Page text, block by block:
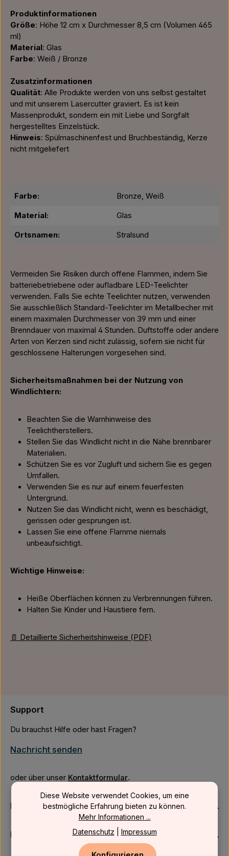
Produktinformationen
Größe: Höhe 12 cm x Durchmesser 8,5 cm (Volumen 465
ml)
Material: Glas
Farbe: Weiß / Bronze
Zusatzinformationen
Qualität: Alle Produkte werden von uns selbst gestaltet
und mit unserem Lasercutter graviert. Es ist kein
Massenprodukt, sondern ein mit Liebe und Sorgfalt
hergestelltes Einzelstück.
Hinweis: Spülmaschinenfest und Bruchbeständig, Kerze
nicht mitgeliefert
Farbe: Bronze, Weiß
Material: Glas
Ortsnamen: Stralsund
Vermeiden Sie Risiken durch offene Flammen, indem Sie
batteriebetriebene oder aufladbare LED-Teelichter
verwenden. Falls Sie echte Teelichter nutzen, verwenden
Sie ausschließlich Standard-Teelichter im Metallbecher mit
einem maximalen Durchmesser von 39 mm und einer
Brenndauer von maximal 4 Stunden. Duftstoffe oder andere
Arten von Kerzen sind nicht zulässig, sofern sie nicht für
geschlossene Halterungen vorgesehen sind.
Sicherheitsmaßnahmen bei der Nutzung von
Windlichtern:
Beachten Sie die Warnhinweise des
Teelichtherstellers.
Stellen Sie das Windlicht nicht in die Nähe brennbarer
Materialien.
Schützen Sie es vor Zugluft und sichern Sie es gegen
Umfallen.
Verwenden Sie es nur auf einem feuerfesten
Untergrund.
Nutzen Sie das Windlicht nicht, wenn es beschädigt,
gerissen oder gesprungen ist.
Lassen Sie eine offene Flamme niemals
unbeaufsichtigt.
Wichtige Hinweise:
Heiße Oberflächen können zu Verbrennungen führen.
Halten Sie Kinder und Haustiere fern.
📄 Detaillierte Sicherheitshinweise (PDF)
Support
Du brauchst Hilfe oder hast Fragen?
Nachricht senden
oder über unser Kontaktformular.
Firmenkunden
Kundenservice
Diese Website verwendet Cookies, um eine
bestmögliche Erfahrung bieten zu können.
Mehr Informationen ...
Datenschutz
Impressum